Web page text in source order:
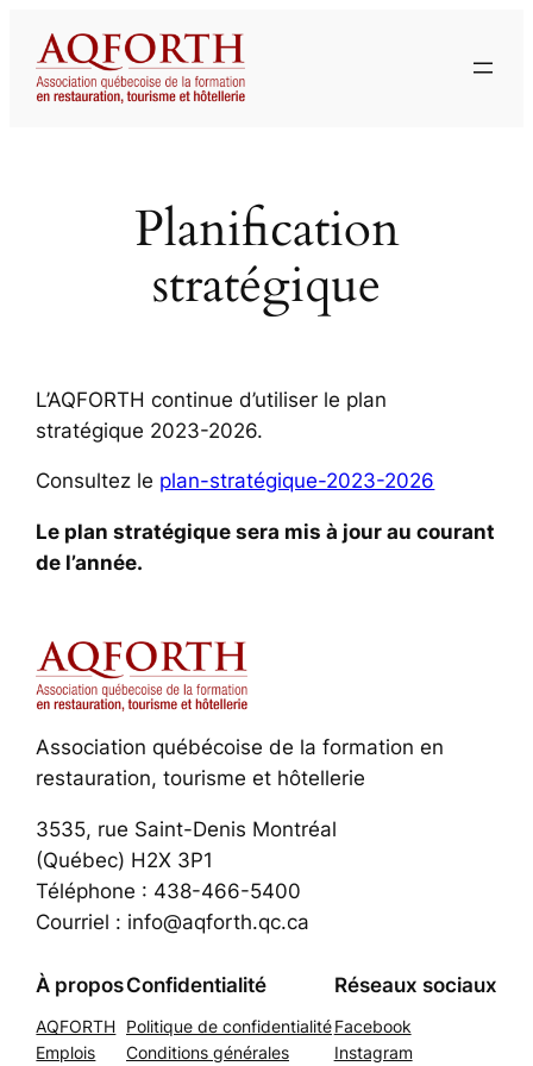
contenu
Planification
stratégique
L’AQFORTH continue d’utiliser le plan
stratégique 2023-2026.
Consultez le plan-stratégique-2023-2026
Le plan stratégique sera mis à jour au courant
de l’année.
Association québécoise de la formation en
restauration, tourisme et hôtellerie
3535, rue Saint-Denis Montréal
(Québec) H2X 3P1
Téléphone : 438-466-5400
Courriel : info@aqforth.qc.ca
À propos
AQFORTH
Emplois
Confidentialité
Politique de confidentialité
Conditions générales
Réseaux sociaux
Facebook
Instagram